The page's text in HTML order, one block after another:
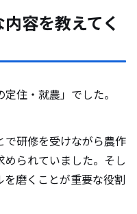
容を教えてく
住・就農」でした。
研修を受けながら農作
られていました。そし
磨くことが重要な役割